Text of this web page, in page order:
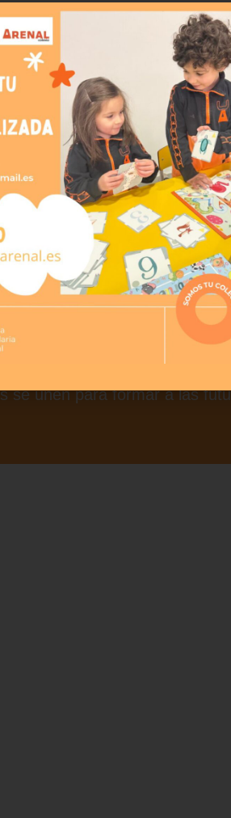
Arenal -
Arenal, donde la educación
se unen para formar a las